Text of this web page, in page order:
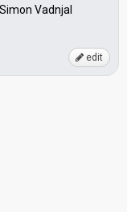
Vadnjal
edit